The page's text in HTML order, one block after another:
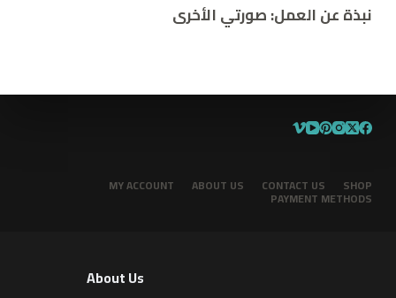
نبذة عن العمل:صورتي الأخرى
SHOP
CONTACT US
ABOUT US
MY ACCOUNT
PAYMENT METHODS
About Us